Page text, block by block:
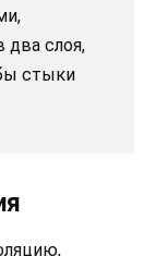
два слоя,
стыки